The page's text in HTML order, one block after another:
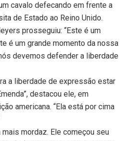
cavalo defecando em frente a
de Estado ao Reino Unido.
prosseguiu: “Este é um
é um grande momento da nossa
devemos defender a liberdade
a liberdade de expressão estar
destacou ele, em
americana. “Ela está por cima
mordaz. Ele começou seu